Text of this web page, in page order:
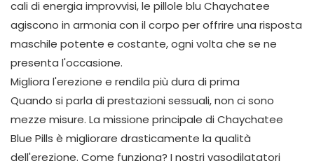
cali di energia improvvisi, le pillole blu Chaychatee
agiscono in armonia con il corpo per offrire una risposta
maschile potente e costante, ogni volta che se ne
presenta l'occasione.
Migliora l'erezione e rendila più dura di prima
Quando si parla di prestazioni sessuali, non ci sono
mezze misure. La missione principale di Chaychatee
Blue Pills è migliorare drasticamente la qualità
dell'erezione. Come funziona? I nostri vasodilatatori